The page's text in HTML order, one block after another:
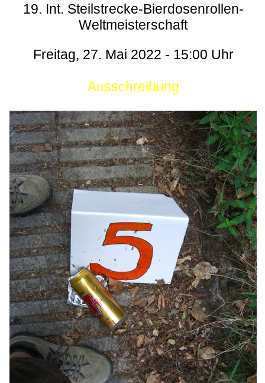
19. Int. Steilstrecke-Bierdosenrollen-
Weltmeisterschaft
Freitag, 27. Mai 2022 - 15:00 Uhr
Ausschreibung